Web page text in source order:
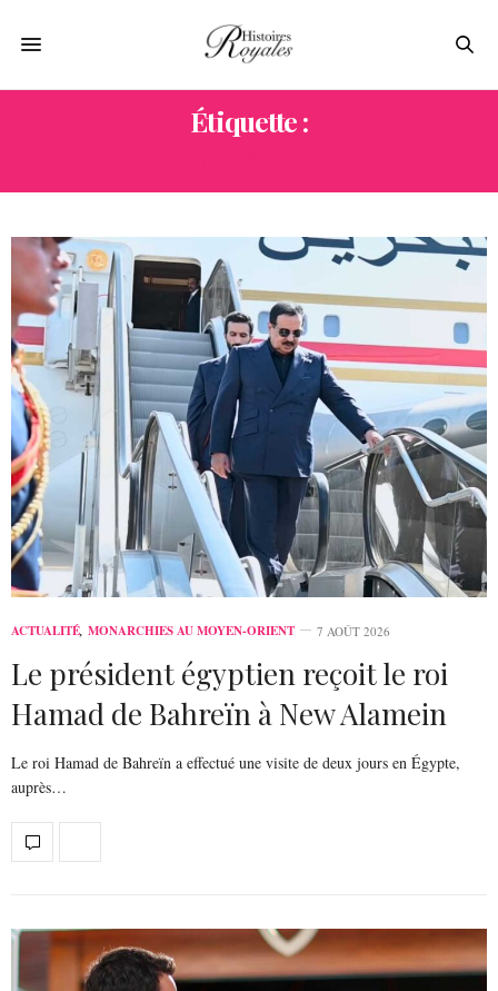
Étiquette :
ACTUALITÉ, MONARCHIES AU MOYEN-ORIENT 7 AOÛT 2026
Le président égyptien reçoit le roi
Hamad de Bahreïn à New Alamein
Le roi Hamad de Bahreïn a effectué une visite de deux jours en Égypte,
auprès…